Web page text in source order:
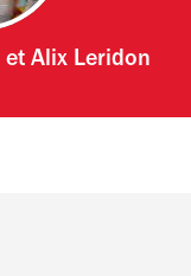
etAlix Leridon